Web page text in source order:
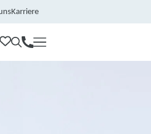
Karriere
Kontakt